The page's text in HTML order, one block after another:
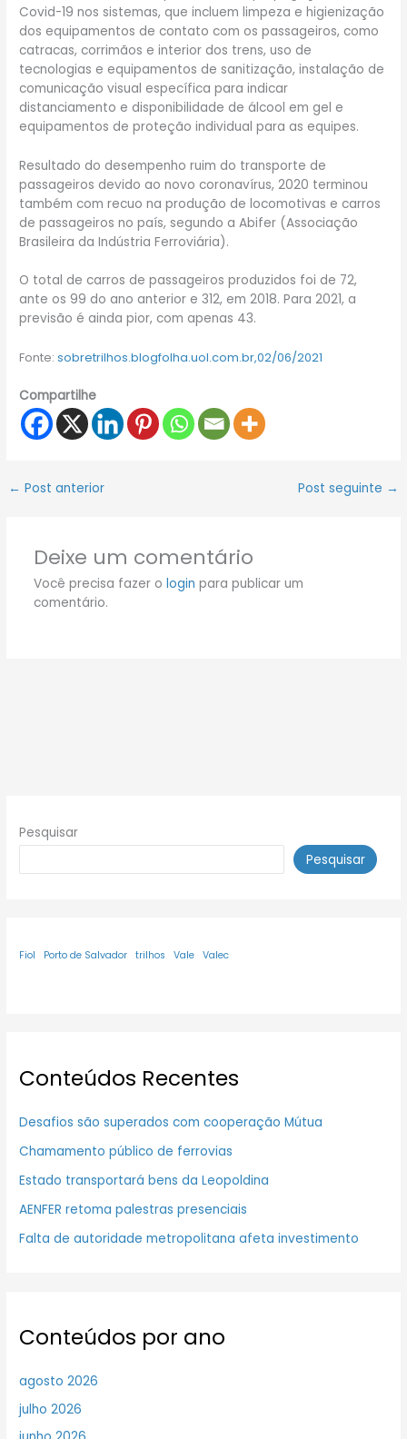
Covid-19 nos sistemas, que incluem limpeza e higienização
dos equipamentos de contato com os passageiros, como
catracas, corrimãos e interior dos trens, uso de
tecnologias e equipamentos de sanitização, instalação de
comunicação visual específica para indicar
distanciamento e disponibilidade de álcool em gel e
equipamentos de proteção individual para as equipes.
Resultado do desempenho ruim do transporte de
passageiros devido ao novo coronavírus, 2020 terminou
também com recuo na produção de locomotivas e carros
de passageiros no país, segundo a Abifer (Associação
Brasileira da Indústria Ferroviária).
O total de carros de passageiros produzidos foi de 72,
ante os 99 do ano anterior e 312, em 2018. Para 2021, a
previsão é ainda pior, com apenas 43.
Fonte:sobretrilhos.blogfolha.uol.com.br,02/06/2021
Compartilhe
← Post anterior Post seguinte →
Deixe um comentário
Você precisa fazer o login para publicar um
comentário.
Pesquisar
Pesquisar
Fiol Porto de Salvador trilhos Vale Valec
Conteúdos Recentes
Desafios são superados com cooperação Mútua
Chamamento público de ferrovias
Estado transportará bens da Leopoldina
AENFER retoma palestras presenciais
Falta de autoridade metropolitana afeta investimento
Conteúdos por ano
agosto 2026
julho 2026